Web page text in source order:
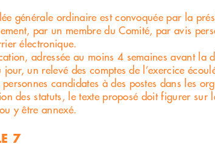
générale ordinaire est convoquée par la
par un membre du Comité, par avis
électronique.
adressée au moins 4 semaines avant la
jour, un relevé des comptes de l’exercice
personnes candidates à des postes dans les
des statuts, le texte proposé doit figurer sur
y être annexé.
7